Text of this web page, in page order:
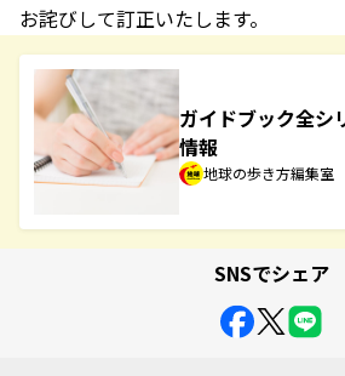
お詫びして訂正いたします。
ガイドブック全シ
情報
地球の歩き方編集室
SNSでシェア